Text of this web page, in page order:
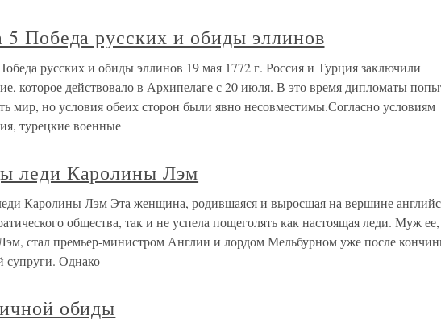
5 Победа русских и обиды эллинов
русских и обиды эллинов 19 мая 1772 г. Россия и Турция заключили
которое действовало в Архипелаге с 20 июля. В это время дипломаты
мир, но условия обеих сторон были явно несовместимы.Согласно условиям
турецкие военные
леди Каролины Лэм
Каролины Лэм Эта женщина, родившаяся и выросшая на вершине
общества, так и не успела пощеголять как настоящая леди. Муж ее,
стал премьер-министром Англии и лордом Мельбурном уже после
супруги. Однако
обиды